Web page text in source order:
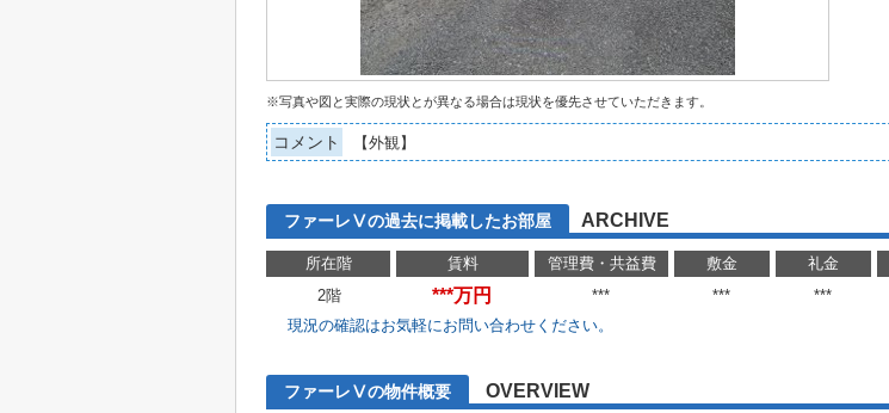
※写真や図と実際の現状とが異なる場合は現状を優先させていただきます。
コメント 【外観】
ファーレⅤの過去に掲載したお部屋 ARCHIVE
所在階 賃料 管理費・共益費 敷金 礼金
2階
***万円 *** *** ***
現況の確認はお気軽にお問い合わせください。
ファーレⅤの物件概要 OVERVIEW